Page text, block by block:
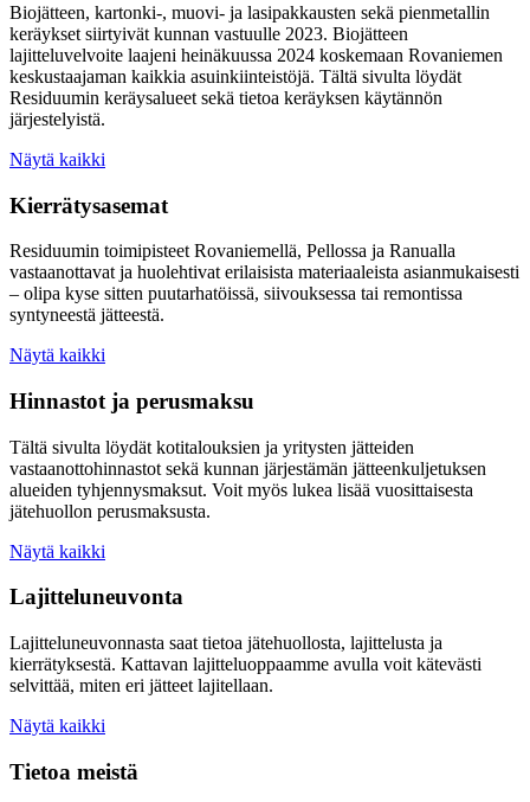
Biojätteen, kartonki-, muovi- ja lasipakkausten sekä pienmetallin
keräykset siirtyivät kunnan vastuulle 2023. Biojätteen
lajitteluvelvoite laajeni heinäkuussa 2024 koskemaan Rovaniemen
keskustaajaman kaikkia asuinkiinteistöjä. Tältä sivulta löydät
Residuumin keräysalueet sekä tietoa keräyksen käytännön
järjestelyistä.
Näytä kaikki
Kierrätysasemat
Residuumin toimipisteet Rovaniemellä, Pellossa ja Ranualla
vastaanottavat ja huolehtivat erilaisista materiaaleista asianmukaisesti
– olipa kyse sitten puutarhatöissä, siivouksessa tai remontissa
syntyneestä jätteestä.
Näytä kaikki
Hinnastot ja perusmaksu
Tältä sivulta löydät kotitalouksien ja yritysten jätteiden
vastaanottohinnastot sekä kunnan järjestämän jätteenkuljetuksen
alueiden tyhjennysmaksut. Voit myös lukea lisää vuosittaisesta
jätehuollon perusmaksusta.
Näytä kaikki
Lajitteluneuvonta
Lajitteluneuvonnasta saat tietoa jätehuollosta, lajittelusta ja
kierrätyksestä. Kattavan lajitteluoppaamme avulla voit kätevästi
selvittää, miten eri jätteet lajitellaan.
Näytä kaikki
Tietoa meistä